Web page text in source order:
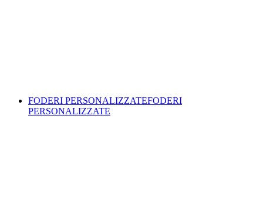
FODERI PERSONALIZZATEFODERI
PERSONALIZZATE